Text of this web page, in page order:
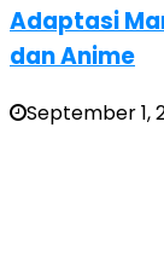
Adaptasi
dan Anime
September 1,